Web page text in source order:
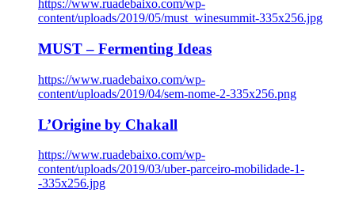
https://www.ruadebaixo.com/wp-
content/uploads/2019/05/must_winesummit-335x256.jpg
MUST – Fermenting Ideas
https://www.ruadebaixo.com/wp-
content/uploads/2019/04/sem-nome-2-335x256.png
L’Origine by Chakall
https://www.ruadebaixo.com/wp-
content/uploads/2019/03/uber-parceiro-mobilidade-1-
-335x256.jpg